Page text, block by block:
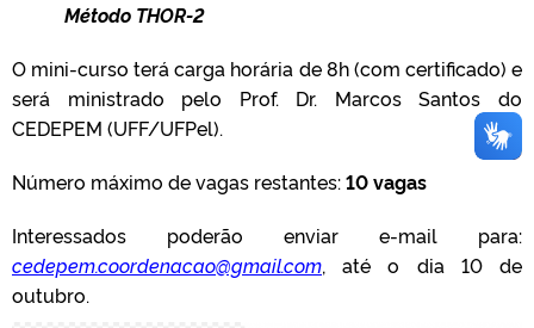
Método THOR-2
O mini-curso terá carga horária de 8h (com certificado) e
será ministrado pelo Prof. Dr. Marcos Santos do
CEDEPEM (UFF/UFPel).
Número máximo de vagas restantes:10 vagas
Interessados poderão enviar e-mail para:
cedepem.coordenacao@gmail.com, até o dia 10 de
outubro.